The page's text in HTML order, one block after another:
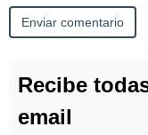
Recibe
email